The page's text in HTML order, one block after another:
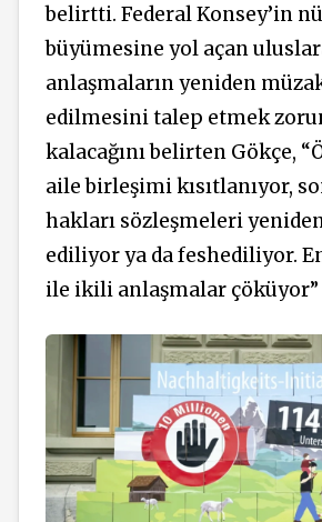
belirtti. Federal Konsey’in
büyümesine yol açan
anlaşmaların yeniden
edilmesini talep etmek
kalacağını belirten Gökçe,
aile birleşimi kısıtlanıyor,
hakları sözleşmeleri
ediliyor ya da feshediliyor.
ile ikili anlaşmalar çöküyor”